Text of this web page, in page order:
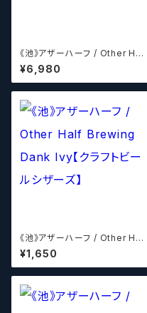
《池》アザーハーフ / Other Hal
f Brewing Triple Drupe【ク
ラフトビールシザーズ】
¥6,980
《池》アザーハーフ / Other Hal
f Brewing Dank Ivy【クラフト
ビールシザーズ】
¥1,650